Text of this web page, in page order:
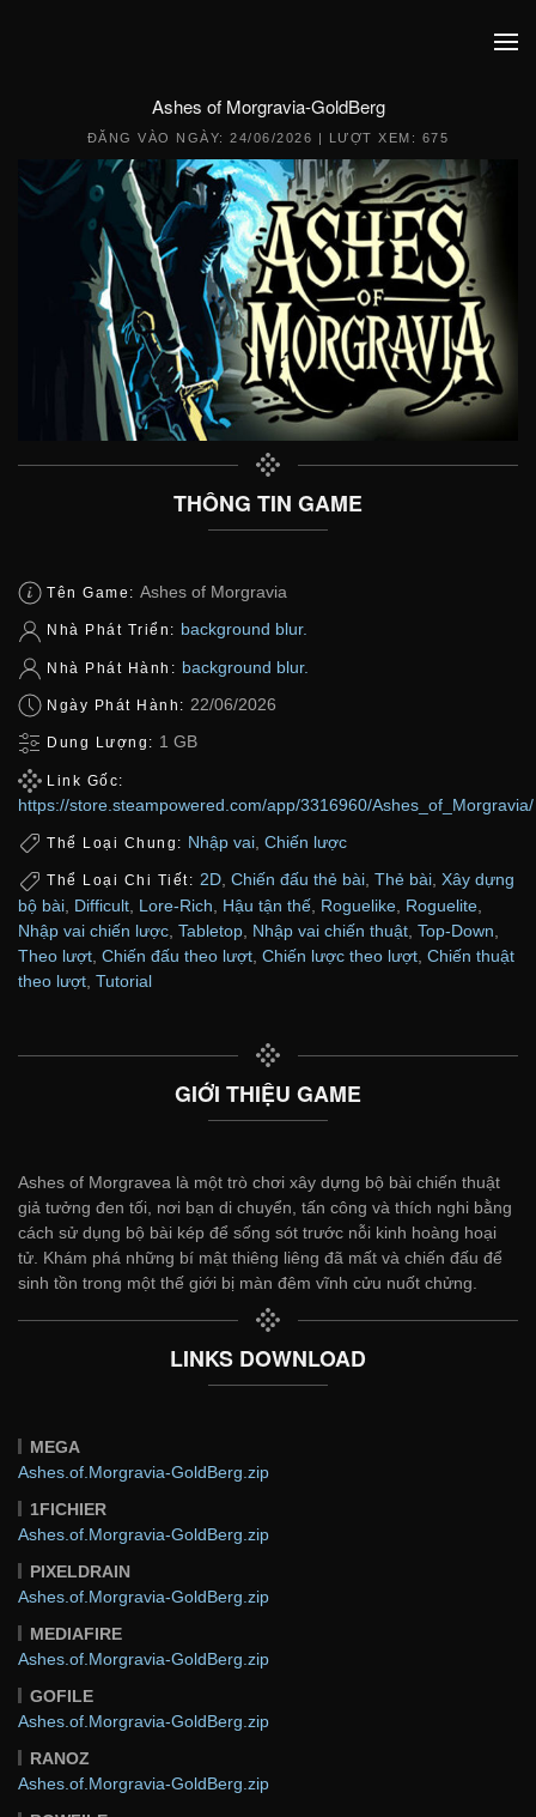
Ashes of Morgravia-GoldBerg
ĐĂNG VÀO NGÀY:24/06/2026 | LƯỢT XEM: 675
THÔNG TIN GAME
Tên Game: Ashes of Morgravia
Nhà Phát Triển: background blur.
Nhà Phát Hành: background blur.
Ngày Phát Hành: 22/06/2026
Dung Lượng: 1 GB
Link Gốc:
https://store.steampowered.com/app/3316960/Ashes_of_Morgravia/
Thể Loại Chung: Nhập vai Chiến lược
Thể Loại Chi Tiết: 2D, Chiến đấu thẻ bài, Thẻ bài, Xây dựng
bộ bài Difficult Lore-Rich Hậu tận thế Roguelike Roguelite
Nhập vai chiến lược Tabletop Nhập vai chiến thuật Top-Down
Theo lượt Chiến đấu theo lượt Chiến lược theo lượt Chiến thuật
theo lượt Tutorial
GIỚI THIỆU GAME
Ashes of Morgravea là một trò chơi xây dựng bộ bài chiến thuật
giả tưởng đen tối, nơi bạn di chuyển, tấn công và thích nghi bằng
cách sử dụng bộ bài kép để sống sót trước nỗi kinh hoàng hoại
tử. Khám phá những bí mật thiêng liêng đã mất và chiến đấu để
sinh tồn trong một thế giới bị màn đêm vĩnh cửu nuốt chửng.
LINKS DOWNLOAD
MEGA
Ashes.of.Morgravia-GoldBerg.zip
1FICHIER
Ashes.of.Morgravia-GoldBerg.zip
PIXELDRAIN
Ashes.of.Morgravia-GoldBerg.zip
MEDIAFIRE
Ashes.of.Morgravia-GoldBerg.zip
GOFILE
Ashes.of.Morgravia-GoldBerg.zip
RANOZ
Ashes.of.Morgravia-GoldBerg.zip